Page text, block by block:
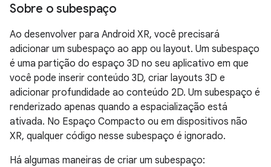
Sobre o subespaço
Ao desenvolver para Android XR, você precisará
adicionar um subespaço ao app ou layout. Um subespaço
é uma partição do espaço 3D no seu aplicativo em que
você pode inserir conteúdo 3D, criar layouts 3D e
adicionar profundidade ao conteúdo 2D. Um subespaço é
renderizado apenas quando a espacialização está
ativada. No Espaço Compacto ou em dispositivos não
XR, qualquer código nesse subespaço é ignorado.
Há algumas maneiras de criar um subespaço: